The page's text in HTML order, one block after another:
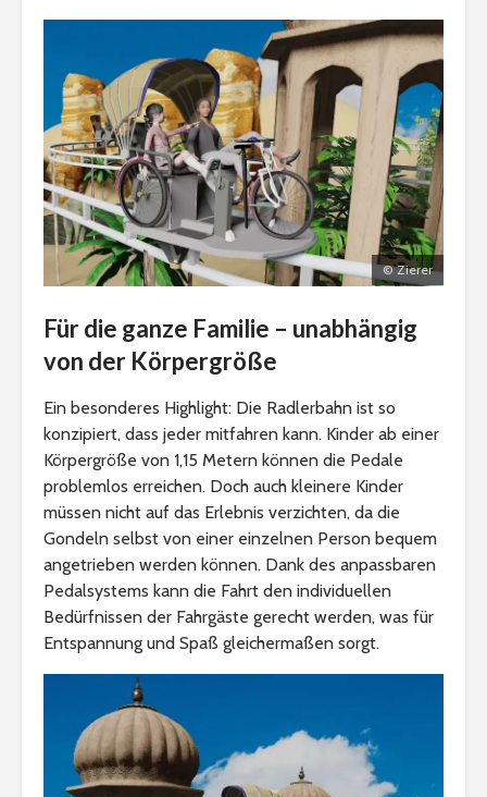
© Zierer
Für die ganze Familie – unabhängig
von der Körpergröße
Ein besonderes Highlight: Die Radlerbahn ist so
konzipiert, dass jeder mitfahren kann. Kinder ab einer
Körpergröße von 1,15 Metern können die Pedale
problemlos erreichen. Doch auch kleinere Kinder
müssen nicht auf das Erlebnis verzichten, da die
Gondeln selbst von einer einzelnen Person bequem
angetrieben werden können. Dank des anpassbaren
Pedalsystems kann die Fahrt den individuellen
Bedürfnissen der Fahrgäste gerecht werden, was für
Entspannung und Spaß gleichermaßen sorgt.